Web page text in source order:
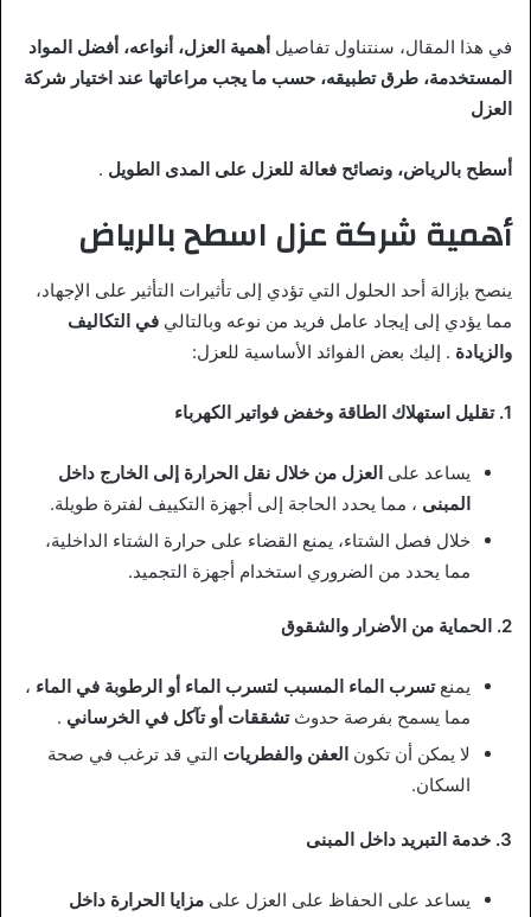
في هذا المقال، سنتناول تفاصيل أهمية العزل، أنواعه، أفضل المواد
المستخدمة، طرق تطبيقه، حسب ما يجب مراعاتها عند اختيار شركة
العزل
أسطح بالرياض، ونصائح فعالة للعزل على المدى الطويل .
أهمية شركة عزل اسطح بالرياض
ينصح بإزالة أحد الحلول التي تؤدي إلى تأثيرات التأثير على الإجهاد،
مما يؤدي إلى إيجاد عامل فريد من نوعه وبالتالي في التكاليف
والزيادة . إليك بعض الفوائد الأساسية للعزل:
1. تقليل استهلاك الطاقة وخفض فواتير الكهرباء
يساعد على العزل من خلال نقل الحرارة إلى الخارج داخل
المبنى ، مما يحدد الحاجة إلى أجهزة التكييف لفترة طويلة.
خلال فصل الشتاء، يمنع القضاء على حرارة الشتاء الداخلية،
مما يحدد من الضروري استخدام أجهزة التجميد.
2. الحماية من الأضرار والشقوق
يمنعتسرب الماء المسبب لتسرب الماء أو الرطوبة في الماء ،
مما يسمح بفرصة حدوثتشققات أو تآكل في الخرساني .
لا يمكن أن تكون العفن والفطريات التي قد ترغب في صحة
السكان.
3. خدمة التبريد داخل المبنى
يساعد على الحفاظ على العزل على مزايا الحرارة داخل